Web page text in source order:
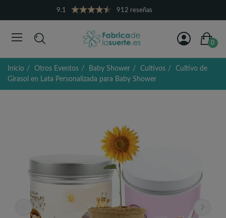
9.1 912 reseñas
0
Inicio Otros Eventos Baby Shower Cultivos
Cultivo de
Girasol en Lata Personalizada para Baby Shower